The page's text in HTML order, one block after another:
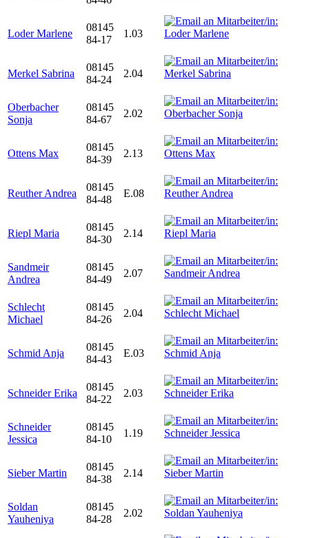
Loder Marlene
08145
84-17
1.03
Merkel Sabrina
08145
84-24
2.04
Oberbacher
Sonja
08145
84-67
2.02
Ottens Max
08145
84-39
2.13
Reuther Andrea
08145
84-48
E.08
Riepl Maria
08145
84-30
2.14
Sandmeir
Andrea
08145
84-49
2.07
Schlecht
Michael
08145
84-26
2.04
Schmid Anja
08145
84-43
E.03
Schneider Erika
08145
84-22
2.03
Schneider
Jessica
08145
84-10
1.19
Sieber Martin
08145
84-38
2.14
Soldan
Yauheniya
08145
84-28
2.02